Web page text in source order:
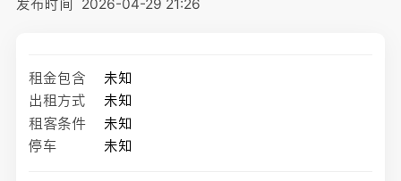
发布时间 2026-04-29 21:26
租金包含
未知
出租方式
未知
租客条件
未知
停车
未知